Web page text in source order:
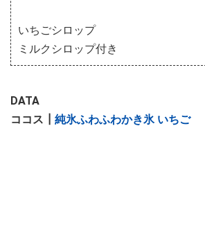
いちごシロップ
ミルクシロップ付き
DATA
ココス┃ 純氷ふわふわかき氷 いちご